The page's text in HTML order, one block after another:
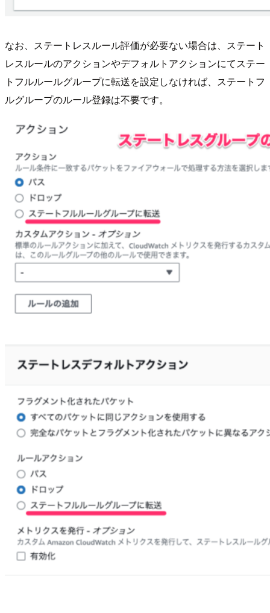
なお、ステートレスルール評価が必要ない場合は、ステート
レスルールのアクションやデフォルトアクションにてステー
トフルルールグループに転送を設定しなければ、ステートフ
ルグループのルール登録は不要です。